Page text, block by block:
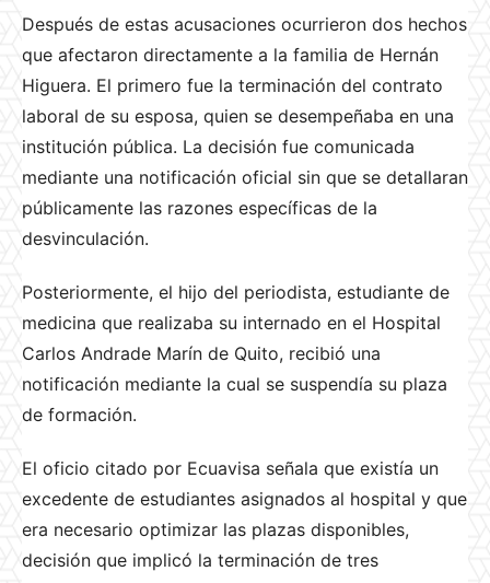
Después de estas acusaciones ocurrieron dos hechos
que afectaron directamente a la familia de Hernán
Higuera. El primero fue la terminación del contrato
laboral de su esposa, quien se desempeñaba en una
institución pública. La decisión fue comunicada
mediante una notificación oficial sin que se detallaran
públicamente las razones específicas de la
desvinculación.
Posteriormente, el hijo del periodista, estudiante de
medicina que realizaba su internado en el Hospital
Carlos Andrade Marín de Quito, recibió una
notificación mediante la cual se suspendía su plaza
de formación.
El oficio citado por Ecuavisa señala que existía un
excedente de estudiantes asignados al hospital y que
era necesario optimizar las plazas disponibles,
decisión que implicó la terminación de tres